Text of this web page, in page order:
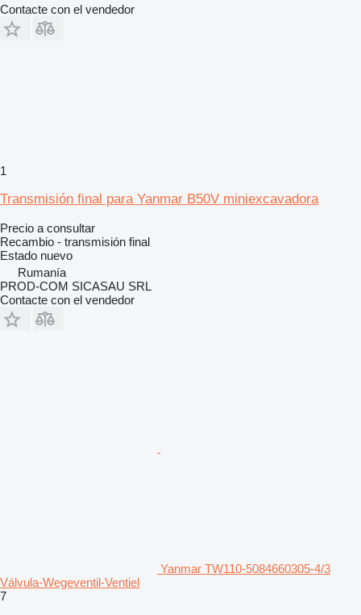
Contacte con el vendedor
1
Transmisión final para Yanmar B50V miniexcavadora
Precio a consultar
Recambio - transmisión final
Estado nuevo
Rumanía
PROD-COM SICASAU SRL
Contacte con el vendedor
Yanmar TW110-5084660305-4/3
Válvula-Wegeventil-Ventiel
7